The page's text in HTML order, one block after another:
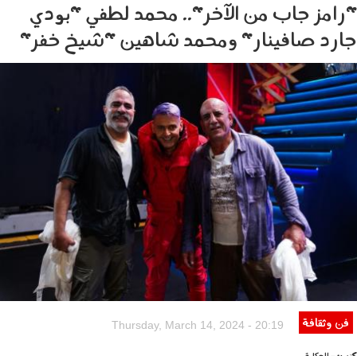
"رامز جاب من الآخر".. محمد لطفي "بودي
جارد صافينار" ومحمد شاهين "شيخ خفر"
1403010.jpg
فن وثقافة Thursday, March 14, 2024 - 20:19